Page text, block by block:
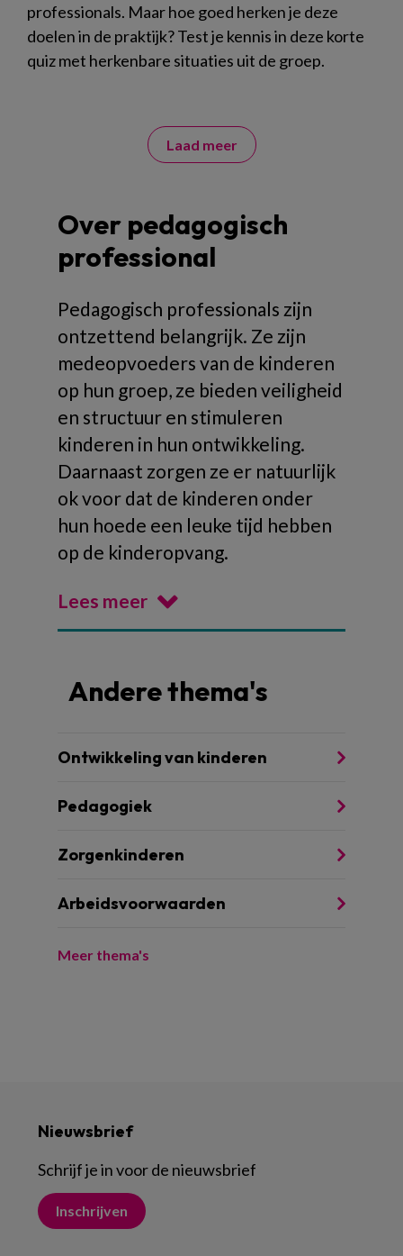
professionals. Maar hoe goed herken je deze
doelen in de praktijk? Test je kennis in deze korte
quiz met herkenbare situaties uit de groep.
Laad meer
Over pedagogisch
professional
Pedagogisch professionals zijn
ontzettend belangrijk. Ze zijn
medeopvoeders van de kinderen
op hun groep, ze bieden veiligheid
en structuur en stimuleren
kinderen in hun ontwikkeling.
Daarnaast zorgen ze er natuurlijk
ok voor dat de kinderen onder
hun hoede een leuke tijd hebben
op de kinderopvang.
Lees meer
Andere thema's
Ontwikkeling van kinderen
Pedagogiek
Zorgenkinderen
Arbeidsvoorwaarden
Meer thema's
Nieuwsbrief
Schrijf je in voor de nieuwsbrief
Inschrijven